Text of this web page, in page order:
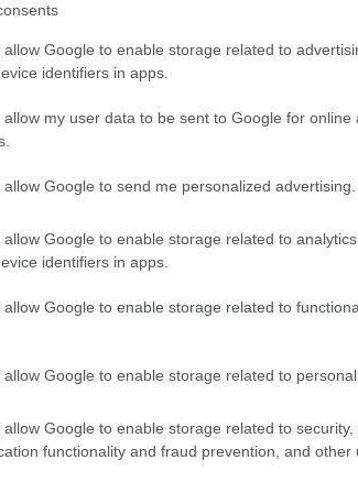
allow Google to enable storage related to
identifiers in apps.
allow my user data to be sent to Google for online
allow Google to send me personalized advertising.
allow Google to enable storage related to
identifiers in apps.
allow Google to enable storage related to
allow Google to enable storage related to
allow Google to enable storage related to security,
functionality and fraud prevention, and other
nőtt fel, ahol
Maria, aki izraeli
ahol Askelónban élt, a
egyikében.
szerelmem, itt
az elraboltakkal
oroszul az egyik bejegyzésében,
a túszok.
október 7-ét követő posztjai
is, amelyben Oroszország